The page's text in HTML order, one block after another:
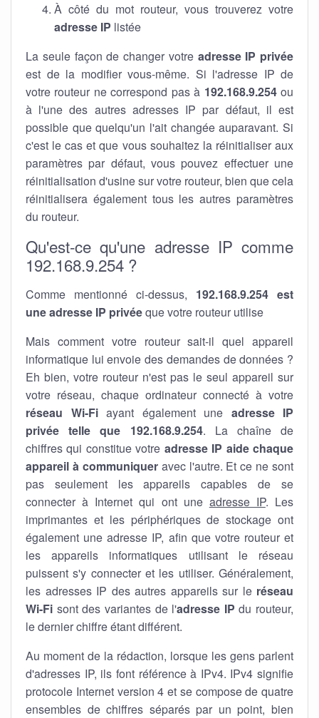
À côté du mot routeur, vous trouverez votre
adresse IP listée
La seule façon de changer votre adresse IP privée
est de la modifier vous-même. Si l'adresse IP de
votre routeur ne correspond pas à 192.168.9.254ou
à l'une des autres adresses IP par défaut, il est
possible que quelqu'un l'ait changée auparavant. Si
c'est le cas et que vous souhaitez la réinitialiser aux
paramètres par défaut, vous pouvez effectuer une
réinitialisation d'usine sur votre routeur, bien que cela
réinitialisera également tous les autres paramètres
du routeur.
Qu'est-ce qu'une adresse IP comme
192.168.9.254 ?
Comme mentionné ci-dessus, 192.168.9.254 est
une adresse IP privéeque votre routeur utilise
Mais comment votre routeur sait-il quel appareil
informatique lui envoie des demandes de données ?
Eh bien, votre routeur n'est pas le seul appareil sur
votre réseau, chaque ordinateur connecté à votre
réseau Wi-Fiayant également une adresse IP
privée telle que 192.168.9.254. La chaîne de
chiffres qui constitue votre adresse IP aide chaque
appareil à communiqueravec l'autre. Et ce ne sont
pas seulement les appareils capables de se
connecter à Internet qui ont une adresse IP. Les
imprimantes et les périphériques de stockage ont
également une adresse IP, afin que votre routeur et
les appareils informatiques utilisant le réseau
puissent s'y connecter et les utiliser. Généralement,
les adresses IP des autres appareils sur le réseau
Wi-Fi sont des variantes de l'adresse IP du routeur,
le dernier chiffre étant différent.
Au moment de la rédaction, lorsque les gens parlent
d'adresses IP, ils font référence à IPv4. IPv4 signifie
protocole Internet version 4 et se compose de quatre
ensembles de chiffres séparés par un point, bien